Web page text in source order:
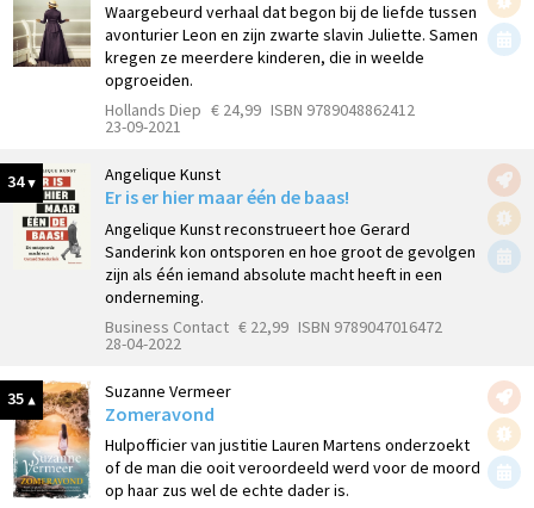
Waargebeurd verhaal dat begon bij de liefde tussen
avonturier Leon en zijn zwarte slavin Juliette. Samen
kregen ze meerdere kinderen, die in weelde
opgroeiden.
Hollands Diep € 24,99 ISBN 9789048862412
23-09-2021
34 Angelique Kunst
Er is er hier maar één de baas!
Angelique Kunst reconstrueert hoe Gerard
Sanderink kon ontsporen en hoe groot de gevolgen
zijn als één iemand absolute macht heeft in een
onderneming.
Business Contact € 22,99 ISBN 9789047016472
28-04-2022
35 Suzanne Vermeer
Zomeravond
Hulpofficier van justitie Lauren Martens onderzoekt
of de man die ooit veroordeeld werd voor de moord
op haar zus wel de echte dader is.